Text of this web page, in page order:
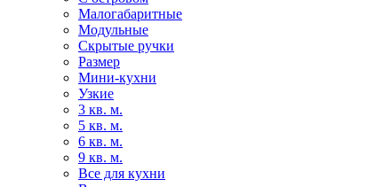
Малогабаритные
Модульные
Скрытые ручки
Размер
Мини-кухни
Узкие
3 кв. м.
5 кв. м.
6 кв. м.
9 кв. м.
Все для кухни